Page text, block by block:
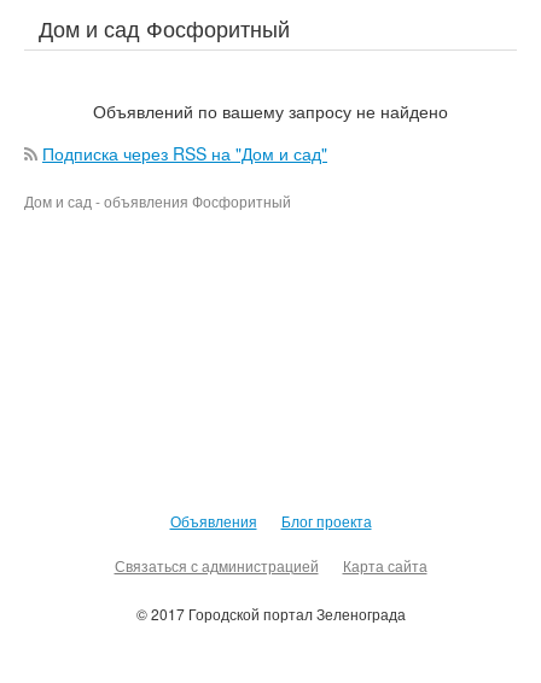
Дом и сад Фосфоритный
Объявлений по вашему запросу не найдено
Подписка через RSS на "Дом и сад"
Дом и сад - объявления Фосфоритный
Объявления Блог проекта
Связаться с администрацией Карта сайта
© 2017 Городской портал Зеленограда